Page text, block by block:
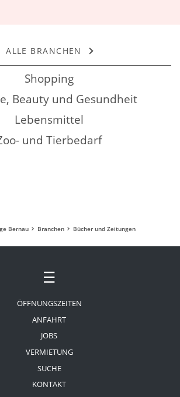
ALLE BRANCHEN
Shopping
Beauty und Gesundheit
Lebensmittel
und Tierbedarf
Bernau Branchen Bücher und Zeitungen
☰
ÖFFNUNGSZEITEN
ANFAHRT
JOBS
VERMIETUNG
SUCHE
KONTAKT